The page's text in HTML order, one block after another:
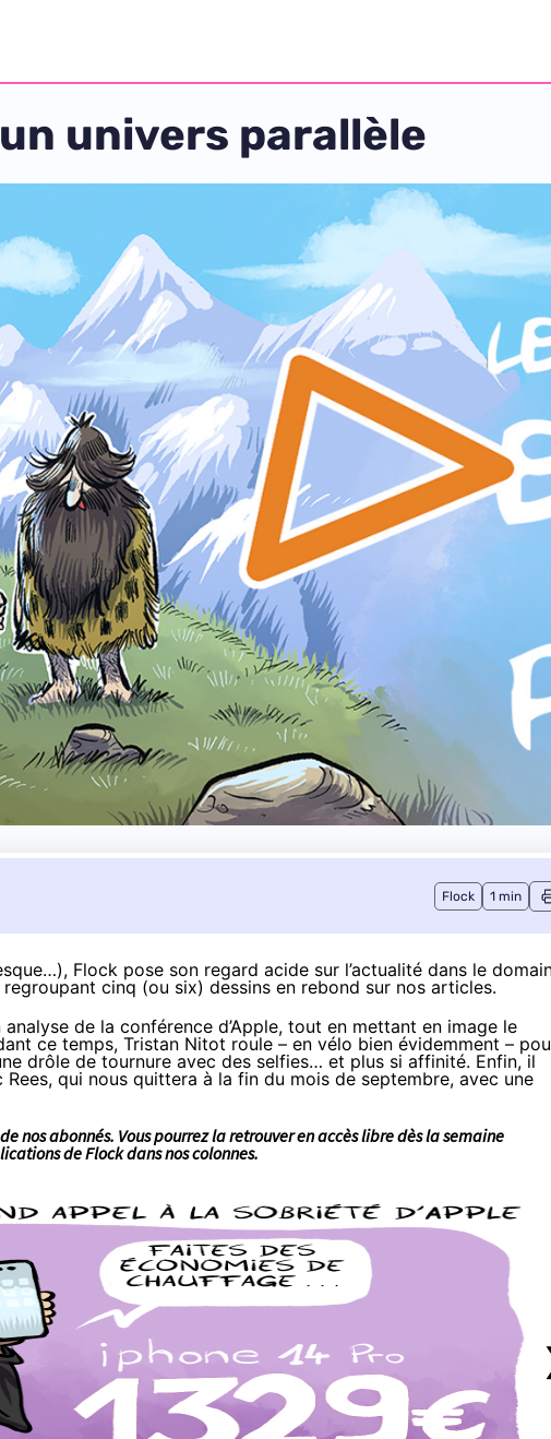
univers parallèle
Flock 1 min
Flock pose son regard acide sur l’actualité dans le
cinq (ou six) dessins en rebond sur nos articles.
analyse de la conférence d’Apple, tout en mettant en image le
ce temps, Tristan Nitot roule – en vélo bien évidemment –
drôle de tournure avec des selfies… et plus si affinité. Enfin, il
Rees, qui nous quittera à la fin du mois de septembre, avec une
de nos abonnés. Vous pourrez la retrouver en accès libre dès la semaine
de Flockdans nos colonnes.